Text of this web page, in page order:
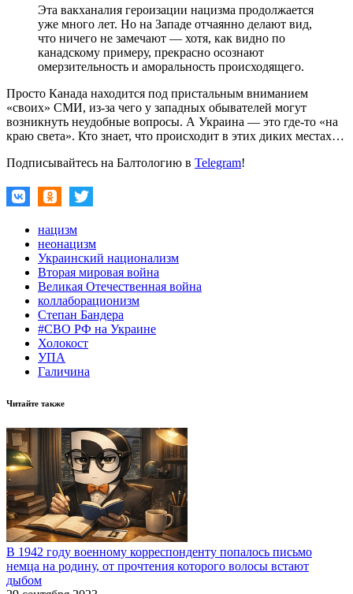
Эта вакханалия героизации нацизма продолжается
уже много лет. Но на Западе отчаянно делают вид,
что ничего не замечают — хотя, как видно по
канадскому примеру, прекрасно осознают
омерзительность и аморальность происходящего.
Просто Канада находится под пристальным вниманием
«своих» СМИ, из-за чего у западных обывателей могут
возникнуть неудобные вопросы. А Украина — это где-то «на
краю света». Кто знает, что происходит в этих диких местах…
Подписывайтесь на Балтологию в Telegram!
нацизм
неонацизм
Украинский национализм
Вторая мировая война
Великая Отечественная война
коллаборационизм
Степан Бандера
#СВО РФ на Украине
Холокост
УПА
Галичина
Читайте также
В 1942 году военному корреспонденту попалось письмо
немца на родину, от прочтения которого волосы встают
дыбом